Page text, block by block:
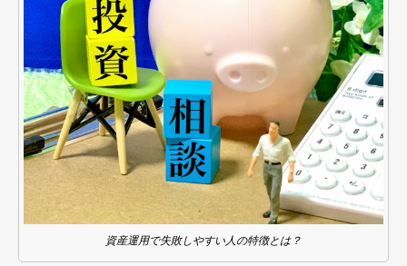
資産運用で失敗しやすい人の特徴とは？